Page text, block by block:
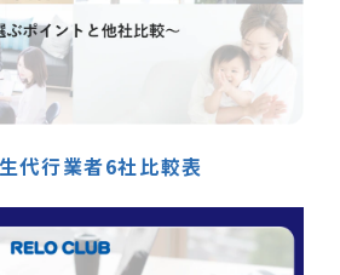
代行業者6社比較表